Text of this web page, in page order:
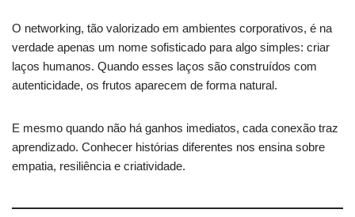
O networking, tão valorizado em ambientes corporativos, é na
verdade apenas um nome sofisticado para algo simples: criar
laços humanos. Quando esses laços são construídos com
autenticidade, os frutos aparecem de forma natural.
E mesmo quando não há ganhos imediatos, cada conexão traz
aprendizado. Conhecer histórias diferentes nos ensina sobre
empatia, resiliência e criatividade.